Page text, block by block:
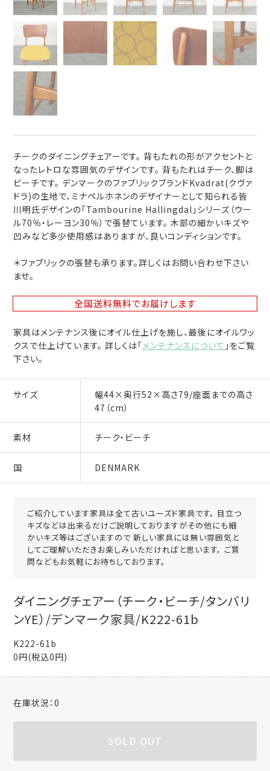
チークのダイニングチェアーです。 背もたれの形がアクセントと
なったレトロな雰囲気のデザインです。 背もたれはチーク、脚は
ビーチです。 デンマークのファブリックブランドKvadrat(クヴァ
ドラ)の生地で、ミナペルホネンのデザイナーとして知られる皆
川明氏デザインの「Tambourine Hallingdal」シリーズ（ウー
ル70％・レーヨン30％）で張替ています。 木部の細かいキズや
凹みなど多少使用感はありますが、良いコンディションです。
＊ファブリックの張替も承ります。詳しくはお問い合わせ下さい
ませ。
全国送料無料でお届けします
家具はメンテナンス後にオイル仕上げを施し、最後にオイルワッ
クスで仕上げています。 詳しくは「メンテナンスについて 」をご覧
下さい。
サイズ
幅44×奥行52×高さ79/座面までの高さ
47（cm）
素材 チーク・ビーチ
国 DENMARK
ご紹介しています家具は全て古いユーズド家具です。 目立つ
キズなどは出来るだけご説明しておりますがその他にも細
かいキズ等はございますので 新しい家具には無い雰囲気と
してご理解いただきお楽しみいただければと思います。 ご質
問などもお気軽にお待ちしております。
ダイニングチェアー（チーク・ビーチ/タンバリ
ンYE）/デンマーク家具/K222-61b
K222-61b
0円(税込0円)
在庫状況：0
SOLD OUT